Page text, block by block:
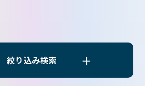
パンフレット
絞り込み検索